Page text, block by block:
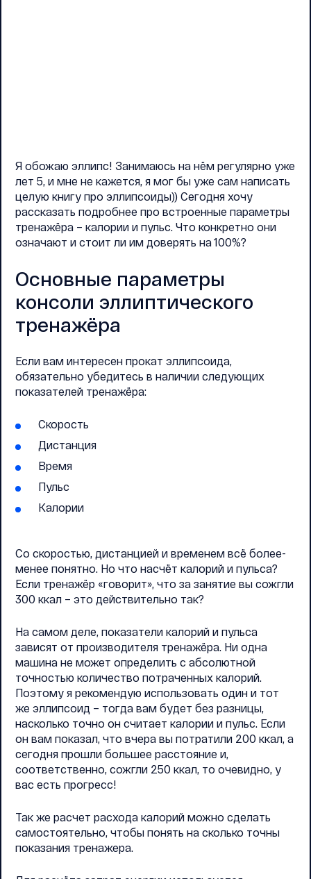
Я обожаю эллипс! Занимаюсь на нём регулярно уже
лет 5, и мне не кажется, я мог бы уже сам написать
целую книгу про эллипсоиды)) Сегодня хочу
рассказать подробнее про встроенные параметры
тренажёра – калории и пульс. Что конкретно они
означают и стоит ли им доверять на 100%?
Основные параметры
консоли эллиптического
тренажёра
Если вам интересен прокат эллипсоида,
обязательно убедитесь в наличии следующих
показателей тренажёра:
Скорость
Дистанция
Время
Пульс
Калории
Со скоростью, дистанцией и временем всё более-
менее понятно. Но что насчёт калорий и пульса?
Если тренажёр «говорит», что за занятие вы сожгли
300 ккал – это действительно так?
На самом деле, показатели калорий и пульса
зависят от производителя тренажёра. Ни одна
машина не может определить с абсолютной
точностью количество потраченных калорий.
Поэтому я рекомендую использовать один и тот
же эллипсоид – тогда вам будет без разницы,
насколько точно он считает калории и пульс. Если
он вам показал, что вчера вы потратили 200 ккал, а
сегодня прошли большее расстояние и,
соответственно, сожгли 250 ккал, то очевидно, у
вас есть прогресс!
Так же расчет расхода калорий можно сделать
самостоятельно, чтобы понять на сколько точны
показания тренажера.